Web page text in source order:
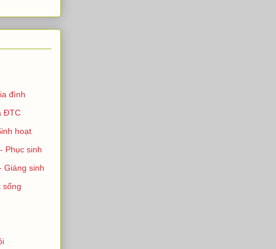
đình
ĐTC
hoạt
Phục sinh
Giáng sinh
sống